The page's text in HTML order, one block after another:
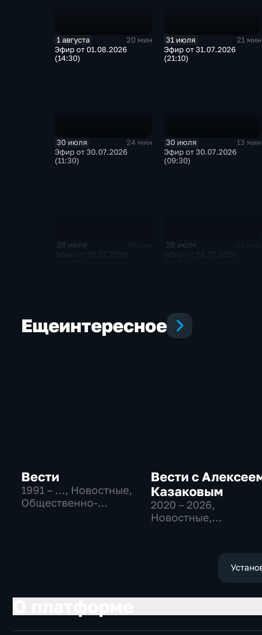
1 августа
20 мин
Эфир от 01.08.2026
(14:30)
31 июля
21 мин
Эфир от 31.07.2026
(21:10)
30 июля
24 мин
Эфир от 30.07.2026
(11:30)
30 июля
13 мин
Эфир от 30.07.2026
(09:30)
28 июля 28 июля
Ещеинтересное
Вести
1991 – …, Новостные,
Общественно-
Вести с
Казаковым
2020 – 2026,
Новостные,